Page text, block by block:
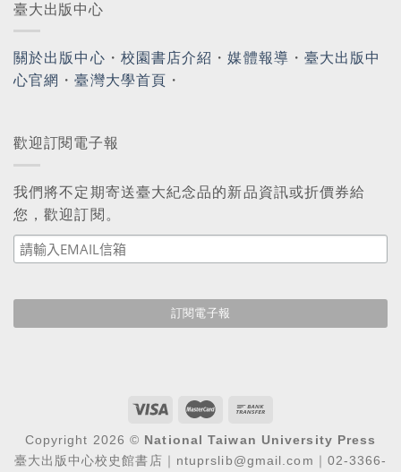
臺大出版中心
關於出版中心 ・ 校園書店介紹 ・媒體報導 ・ 臺大出版中
心官網 ・臺灣大學首頁 ・
歡迎訂閱電子報
我們將不定期寄送臺大紀念品的新品資訊或折價券給
您，歡迎訂閱。
Copyright 2026 © National Taiwan University Press
臺大出版中心校史館書店｜ntuprslib@gmail.com｜02-3366-